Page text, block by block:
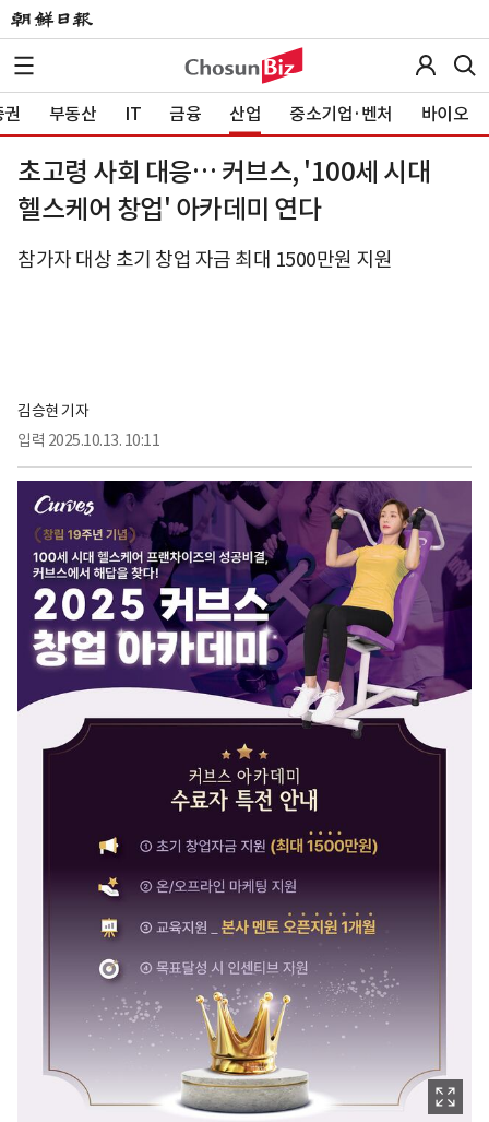
부동산 IT 금융 산업 중소기업·벤처 바이오
초고령 사회 대응… 커브스, '100세 시대
헬스케어 창업' 아카데미 연다
참가자 대상 초기 창업 자금 최대 1500만원 지원
김승현 기자
입력 2025.10.13. 10:11